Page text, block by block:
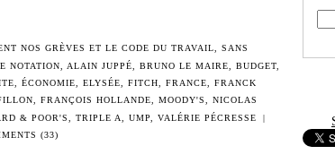
NOS GRÈVES ET LE CODE DU TRAVAIL
SANS
NOTATION ALAIN JUPPÉ BRUNO LE MAIRE BUDGET,
ÉCONOMIE ELYSÉE FITCH FRANCE
FRANCK
FRANÇOIS HOLLANDE MOODY'S
NICOLAS
& POOR'S ,TRIPLE A ,UMP ,VALÉRIE PÉCRESSE
|
(33)